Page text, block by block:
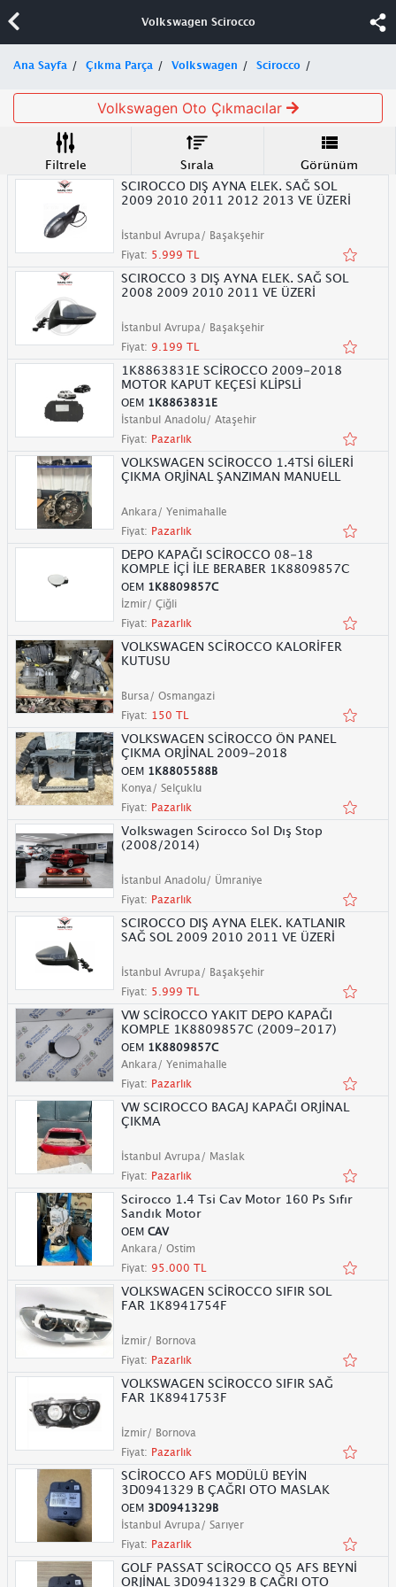
Volkswagen Scirocco
Ana Sayfa Çıkma Parça Volkswagen Scirocco
Volkswagen Oto Çıkmacılar
Filtrele Sırala
Görünüm
SCIROCCO DIŞ AYNA ELEK. SAĞ SOL
2009 2010 2011 2012 2013 VE ÜZERİ
İstanbul Avrupa/ Başakşehir
Fiyat: 5.999 TL
SCIROCCO 3 DIŞ AYNA ELEK. SAĞ SOL
2008 2009 2010 2011 VE ÜZERİ
İstanbul Avrupa/ Başakşehir
Fiyat: 9.199 TL
1K8863831E SCİROCCO 2009-2018
MOTOR KAPUT KEÇESİ KLİPSLİ
OEM 1K8863831E
İstanbul Anadolu/ Ataşehir
Fiyat: Pazarlık
VOLKSWAGEN SCİROCCO 1.4TSİ 6İLERİ
ÇIKMA ORJİNAL ŞANZIMAN MANUELL
Ankara/ Yenimahalle
Fiyat: Pazarlık
DEPO KAPAĞI SCİROCCO 08-18
KOMPLE İÇİ İLE BERABER 1K8809857C
OEM 1K8809857C
İzmir/ Çiğli
Fiyat: Pazarlık
VOLKSWAGEN SCİROCCO KALORİFER
KUTUSU
Bursa/ Osmangazi
Fiyat: 150 TL
VOLKSWAGEN SCİROCCO ÖN PANEL
ÇIKMA ORJİNAL 2009-2018
OEM 1K8805588B
Konya/ Selçuklu
Fiyat: Pazarlık
Volkswagen Scirocco Sol Dış Stop
(2008/2014)
İstanbul Anadolu/ Ümraniye
Fiyat: Pazarlık
SCIROCCO DIŞ AYNA ELEK. KATLANIR
SAĞ SOL 2009 2010 2011 VE ÜZERİ
İstanbul Avrupa/ Başakşehir
Fiyat: 5.999 TL
VW SCİROCCO YAKIT DEPO KAPAĞI
KOMPLE 1K8809857C (2009-2017)
OEM 1K8809857C
Ankara/ Yenimahalle
Fiyat: Pazarlık
VW SCIROCCO BAGAJ KAPAĞI ORJİNAL
ÇIKMA
İstanbul Avrupa/ Maslak
Fiyat: Pazarlık
Scirocco 1.4 Tsi Cav Motor 160 Ps Sıfır
Sandık Motor
OEM CAV
Ankara/ Ostim
Fiyat: 95.000 TL
VOLKSWAGEN SCİROCCO SIFIR SOL
FAR 1K8941754F
İzmir/ Bornova
Fiyat: Pazarlık
VOLKSWAGEN SCİROCCO SIFIR SAĞ
FAR 1K8941753F
İzmir/ Bornova
Fiyat: Pazarlık
SCİROCCO AFS MODÜLÜ BEYİN
3D0941329 B ÇAĞRI OTO MASLAK
OEM 3D0941329B
İstanbul Avrupa/ Sarıyer
Fiyat: Pazarlık
GOLF PASSAT SCİROCCO Q5 AFS BEYNİ
ORJİNAL 3D0941329 B ÇAĞRI OTO